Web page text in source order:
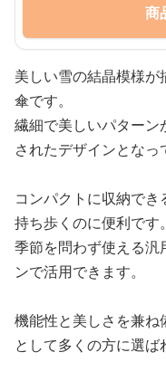
商
美しい雪の結晶模様
傘です。
繊細で美しいパター
されたデザインとなっ
コンパクトに収納で
持ち歩くのに便利です。
季節を問わず使える
ンで活用できます。
機能性と美しさを兼
として多くの方に選ば